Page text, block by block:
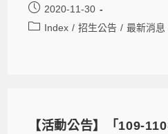
2020-11-30
Index / 招生公告 / 最新消息
【活動公告】「109-